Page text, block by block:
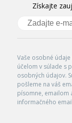
Získajte
Vaše osobné
účelom v súlade s
osobných údajov.
pošleme na váš
písomne, emailom
informačného